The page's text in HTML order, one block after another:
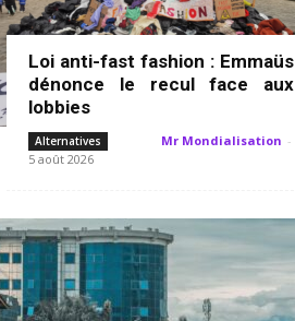
Loi anti-fast fashion : Emmaüs
dénonce le recul face aux
lobbies
Alternatives Mr Mondialisation -
5 août 2026